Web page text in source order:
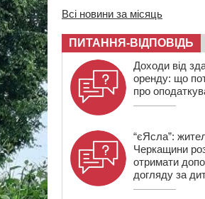
Всі новини за місяць
ПИТАННЯ-ВІДПОВІДЬ
Доходи від
оренду: що
про
“єЯсла”:
Черкащини
отримати
догляду за